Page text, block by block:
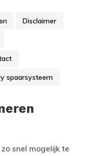
Disclaimer
spaarsysteem
snel mogelijk te